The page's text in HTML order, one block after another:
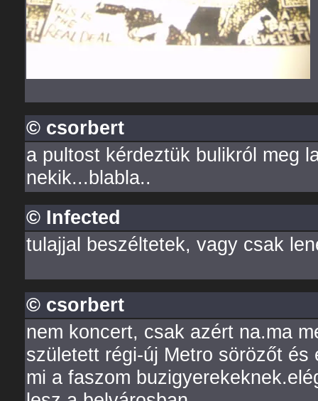
© csorbert
a pultost kérdeztük bulikról meg
nekik...blabla..
© Infected
tulajjal beszéltetek, vagy csak
© csorbert
nem koncert, csak azért na.ma
született régi-új Metro sörözőt
mi a faszom